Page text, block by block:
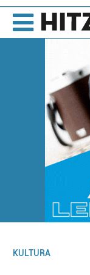
KULTURA